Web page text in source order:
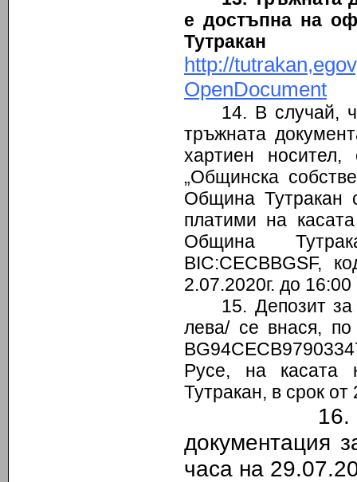
е достъпна на
http://
OpenDocument
14. В случай,
тръжната
хартиен
„Общинска
Община Тутракан
платими на
Община
BIC:CECBBGSF,
2.07.2020г. до
15. Депозит
лева/ се внася,
Русе, на касата
Тутракан, в срок
16. Краен
документация
часа на 29.07